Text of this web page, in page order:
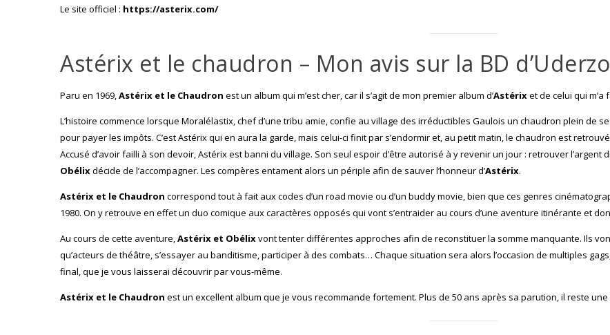
Le site officiel : https://asterix.com/
Astérix et le chaudron – Mon avis sur la BD
Paru en 1969,Astérix et le Chaudron est un album qui m’est cher, car il s’agit de mon premier album d’Astérixet de celui qui
L’histoire commence lorsque Moralélastix, chef d’une tribu amie, confie au village des irréductibles Gaulois un chaudron plein de
pour payer les impôts. C’est Astérix qui en aura la garde, mais celui-ci finit par s’endormir et, au petit matin, le chaudron est
Accusé d’avoir failli à son devoir, Astérix est banni du village. Son seul espoir d’être autorisé à y revenir un jour : retrouver
Obélixdécide de l’accompagner. Les compères entament alors un périple afin de sauver l’honneur d’Astérix.
Astérix et le Chaudron correspond tout à fait aux codes d’un road movie ou d’un buddy movie, bien que ces genres
1980. On y retrouve en effet un duo comique aux caractères opposés qui vont s’entraider au cours d’une aventure itinérante et
Au cours de cette aventure,Astérix et Obélixvont tenter différentes approches afin de reconstituer la somme manquante. Ils
qu’acteurs de théâtre, s’essayer au banditisme, participer à des combats… Chaque situation sera alors l’occasion de multiples
final, que je vous laisserai découvrir par vous-même.
Astérix et le Chaudron est un excellent album que je vous recommande fortement. Plus de 50 ans après sa parution, il reste